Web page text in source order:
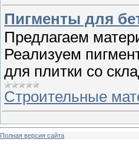
Пигменты для
Предлагаем
Реализуем
для плитки со
Строительные
Полная версия сайта